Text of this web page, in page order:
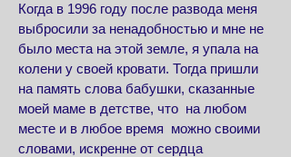
Когда в 1996 году после развода меня
выбросили за ненадобностью и мне не
было места на этой земле, я упала на
колени у своей кровати. Тогда пришли
на память слова бабушки, сказанные
моей маме в детстве, что на любом
месте и в любое время можно своими
словами, искренне от сердца